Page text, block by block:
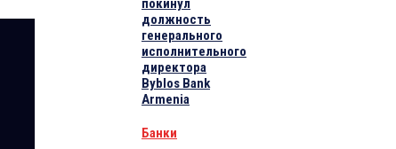
покинул
должность
генерального
исполнительного
директора
Byblos Bank
Armenia
Банки